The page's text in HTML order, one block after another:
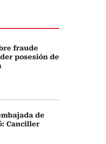
fraude
posesión de
de
Canciller